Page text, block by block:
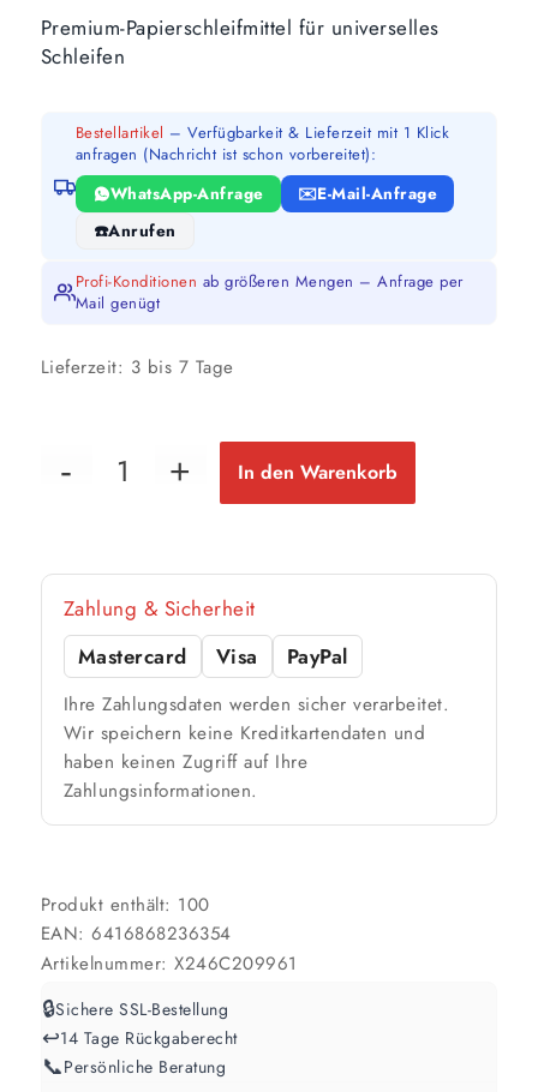
Premium-Papierschleifmittel für universelles
Schleifen
Bestellartikel – Verfügbarkeit & Lieferzeit mit 1 Klick
anfragen (Nachricht ist schon vorbereitet):
WhatsApp-Anfrage
E-Mail-Anfrage
Anrufen
Profi-Konditionen ab größeren Mengen – Anfrage per
Mail genügt
Lieferzeit: 3 bis 7 Tage
In den Warenkorb
Zahlung & Sicherheit
Mastercard
Visa PayPal
Ihre Zahlungsdaten werden sicher verarbeitet.
Wir speichern keine Kreditkartendaten und
haben keinen Zugriff auf Ihre
Zahlungsinformationen.
Produkt enthält: 100
EAN:6416868236354
Artikelnummer:X246C209961
🔒Sichere SSL-Bestellung
↩️14 Tage Rückgaberecht
📞Persönliche Beratung